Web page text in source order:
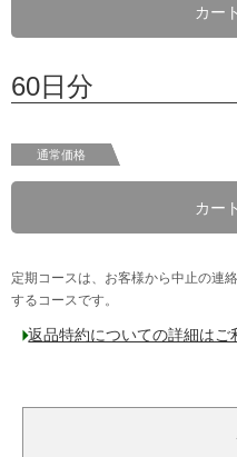
カー
60日分
通常価格
カー
定期コースは、お客様から中止の連
するコースです。
返品特約についての詳細はご